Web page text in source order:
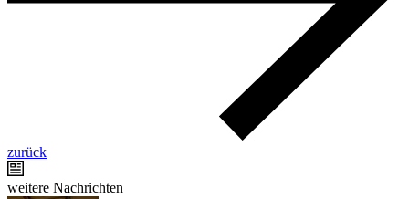
zurück
weitere Nachrichten